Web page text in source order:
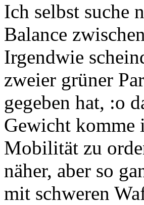
Ich selbst suche
Balance
Irgendwie
zweier grüner
gegeben hat, :o
Gewicht komme
Mobilität zu
näher, aber so
mit schweren